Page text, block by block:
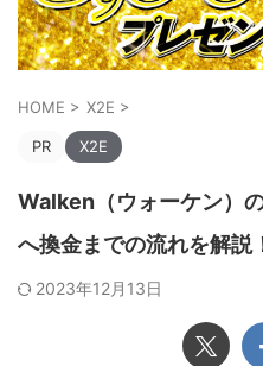
HOME > X2E >
PR X2E
Walken（ウォーケン）
へ換金までの流れを解説
2023年12月13日